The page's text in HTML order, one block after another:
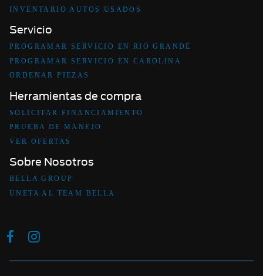
INVENTARIO AUTOS USADOS
Servicio
PROGRAMAR SERVICIO EN RIO GRANDE
PROGRAMAR SERVICIO EN CAROLINA
ORDENAR PIEZAS
Herramientas de compra
SOLICITAR FINANCIAMIENTO
PRUEBA DE MANEJO
VER OFERTAS
Sobre Nosotros
BELLA GROUP
UNETA AL TEAM BELLA